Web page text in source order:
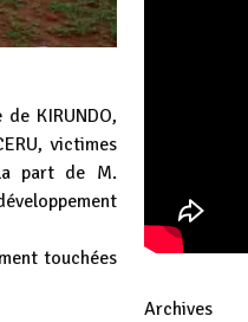
KIRUNDO,
victimes
part de M.
touchées
Archives